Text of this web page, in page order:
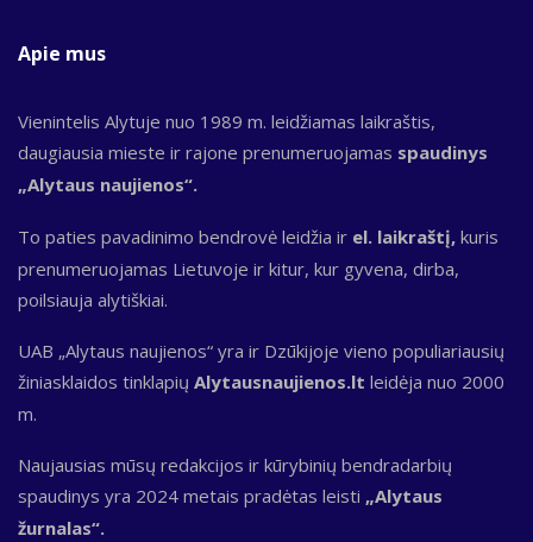
Apie mus
Vienintelis Alytuje nuo 1989 m. leidžiamas laikraštis,
daugiausia mieste ir rajone prenumeruojamas spaudinys
„Alytaus naujienos“.
To paties pavadinimo bendrovė leidžia ir el. laikraštį, kuris
prenumeruojamas Lietuvoje ir kitur, kur gyvena, dirba,
poilsiauja alytiškiai.
UAB „Alytaus naujienos“ yra ir Dzūkijoje vieno populiariausių
žiniasklaidos tinklapių Alytausnaujienos.lt leidėja nuo 2000
m.
Naujausias mūsų redakcijos ir kūrybinių bendradarbių
spaudinys yra 2024 metais pradėtas leisti „Alytaus
žurnalas“.